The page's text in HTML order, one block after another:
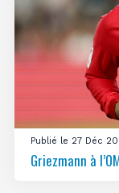
Publié le 27 Déc
Griezmann à